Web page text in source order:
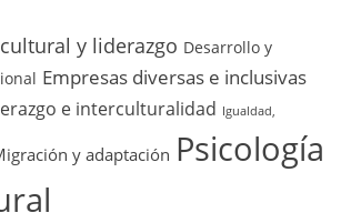
y liderazgo Desarrollo y
Empresas diversas e inclusivas
e interculturalidad Igualdad,
y adaptación Psicología